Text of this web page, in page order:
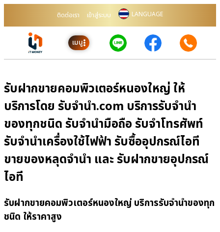
ติดต่อเรา เข้าสู่ระบบ LANGUAGE
เมนู
รับฝากขายคอมพิวเตอร์หนองใหญ่ ให้
บริการโดย รับจํานํา.com บริการรับจำนำ
ของทุกชนิด รับจำนำมือถือ รับจำโทรศัพท์
รับจำนำเครื่องใช้ไฟฟ้า รับซื้ออุปกรณ์ไอที
ขายของหลุดจำนำ และ รับฝากขายอุปกรณ์
ไอที
รับฝากขายคอมพิวเตอร์หนองใหญ่ บริการรับจำนำของทุก
ชนิด ให้ราคาสูง